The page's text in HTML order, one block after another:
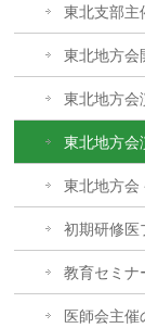
東北支部主
東北地方会
東北地方会
東北地方会
東北地方会
初期研修医
教育セミナ
医師会主催